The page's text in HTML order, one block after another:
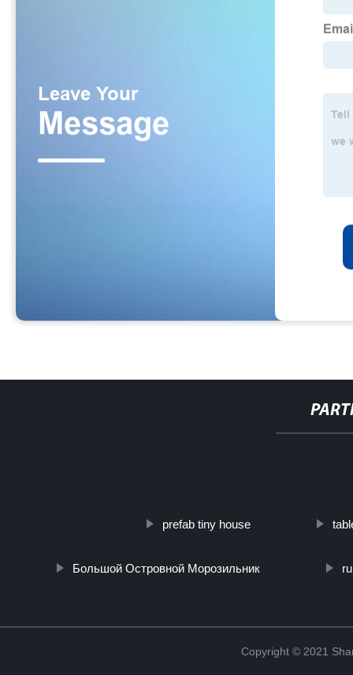
prefab tiny house
Большой Островной Морозильник
Copyright © 2021